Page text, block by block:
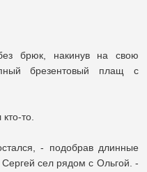
брюк, накинув на свою
брезентовый плащ с
то.
- подобрав длинные
сел рядом с Ольгой. -